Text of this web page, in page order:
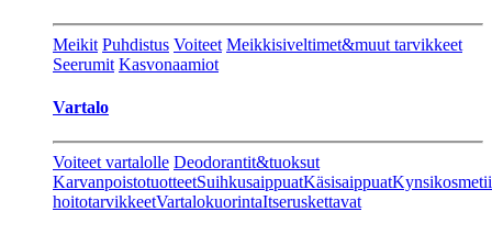
Meikit Puhdistus Voiteet Meikkisiveltimet&muut tarvikkeet
Seerumit Kasvonaamiot
Vartalo
Voiteet vartalolle Deodorantit&tuoksut
KarvanpoistotuotteetSuihkusaippuatKäsisaippuat
hoitotarvikkeetVartalokuorintaItseruskettavat